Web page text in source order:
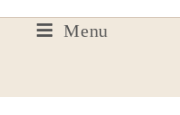
Menu